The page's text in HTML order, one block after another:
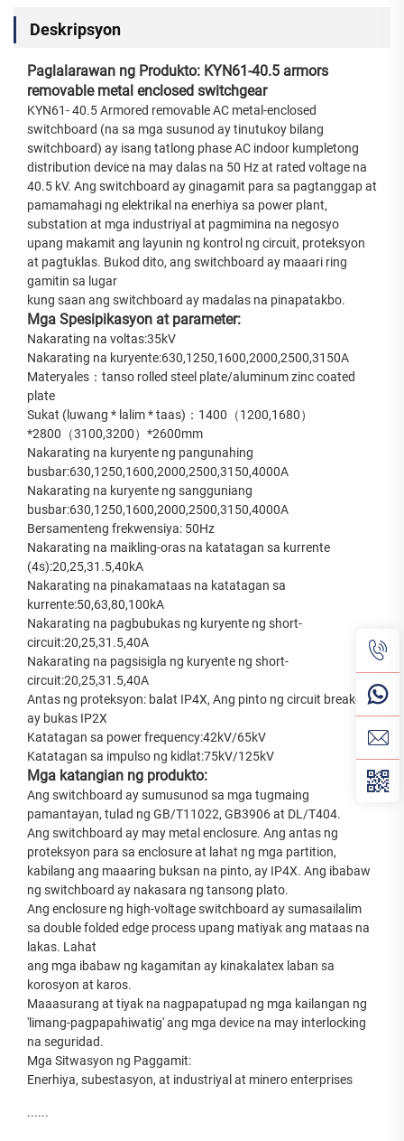
Deskripsyon
Paglalarawan ng Produkto: KYN61-40.5 armors
removable metal enclosed switchgear
KYN61- 40.5 Armored removable AC metal-enclosed
switchboard (na sa mga susunod ay tinutukoy bilang
switchboard) ay isang tatlong phase AC indoor kumpletong
distribution device na may dalas na 50 Hz at rated voltage na
40.5 kV. Ang switchboard ay ginagamit para sa pagtanggap at
pamamahagi ng elektrikal na enerhiya sa power plant,
substation at mga industriyal at pagmimina na negosyo
upang makamit ang layunin ng kontrol ng circuit, proteksyon
at pagtuklas. Bukod dito, ang switchboard ay maaari ring
gamitin sa lugar
kung saan ang switchboard ay madalas na pinapatakbo.
Mga Spesipikasyon at parameter:
Nakarating na voltas:35kV
Nakarating na kuryente:630,1250,1600,2000,2500,3150A
Materyales：tanso rolled steel plate/aluminum zinc coated
plate
Sukat (luwang * lalim * taas)：1400（1200,1680）
*2800（3100,3200）*2600mm
Nakarating na kuryente ng pangunahing
busbar:630,1250,1600,2000,2500,3150,4000A
Nakarating na kuryente ng sangguniang
busbar:630,1250,1600,2000,2500,3150,4000A
Bersamenteng frekwensiya: 50Hz
Nakarating na maikling-oras na katatagan sa kurrente
(4s):20,25,31.5,40kA
Nakarating na pinakamataas na katatagan sa
kurrente:50,63,80,100kA
Nakarating na pagbubukas ng kuryente ng short-
circuit:20,25,31.5,40A
Nakarating na pagsisigla ng kuryente ng short-
circuit:20,25,31.5,40A
Antas ng proteksyon: balat IP4X, Ang pinto ng circuit breaker
ay bukas IP2X
Katatagan sa power frequency:42kV/65kV
Katatagan sa impulso ng kidlat:75kV/125kV
Mga katangian ng produkto:
Ang switchboard ay sumusunod sa mga tugmaing
pamantayan, tulad ng GB/T11022, GB3906 at DL/T404.
Ang switchboard ay may metal enclosure. Ang antas ng
proteksyon para sa enclosure at lahat ng mga partition,
kabilang ang maaaring buksan na pinto, ay IP4X. Ang ibabaw
ng switchboard ay nakasara ng tansong plato.
Ang enclosure ng high-voltage switchboard ay sumasailalim
sa double folded edge process upang matiyak ang mataas na
lakas. Lahat
ang mga ibabaw ng kagamitan ay kinakalatex laban sa
korosyon at karos.
Maaasurang at tiyak na nagpapatupad ng mga kailangan ng
'limang-pagpapahiwatig' ang mga device na may interlocking
na seguridad.
Mga Sitwasyon ng Paggamit:
Enerhiya, subestasyon, at industriyal at minero enterprises
......